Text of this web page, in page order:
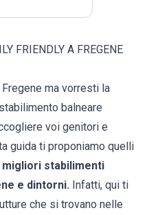
FRIENDLY A FREGENE
ma vorresti la
balneare
voi genitori e
guida ti proponiamo quelli
migliori stabilimenti
e dintorni. Infatti, qui ti
che si trovano nelle